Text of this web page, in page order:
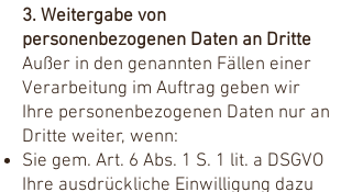
3. Weitergabe von
personenbezogenen Daten an Dritte
Außer in den genannten Fällen einer
Verarbeitung im Auftrag geben wir
Ihre personenbezogenen Daten nur an
Dritte weiter, wenn:
Sie gem. Art. 6 Abs. 1 S. 1 lit. a DSGVO
Ihre ausdrückliche Einwilligung dazu